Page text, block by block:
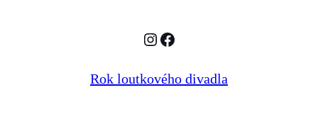
Instagram
Facebook
Rok loutkového divadla